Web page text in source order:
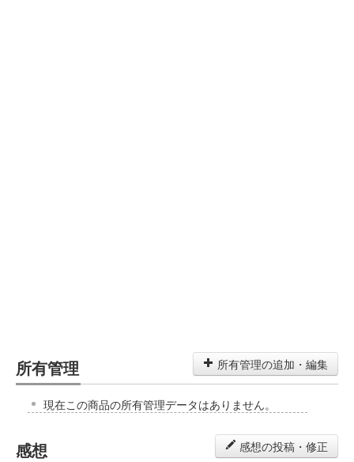
所有管理 所有管理の追加・編集
現在この商品の所有管理データはありません。
感想 感想の投稿・修正